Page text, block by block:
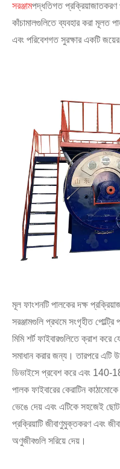
সরঞ্জামপদ্ধতিগত প্রক্রিয়াজাতকরণ
কাঁচামালগুলিতে ব্যবহার করা মূলত
এবং পরিবেশগত সুরক্ষার একটি
মূল ফাংশনটি পালকের দক্ষ
সরঞ্জামগুলি প্রথমে সংগৃহীত
মিমি শর্ট ফাইবারগুলিতে ক্রাশ করে
সমাধান করার জন্য। তারপরে এটি
ডিভাইসে প্রবেশ করে এবং
পালক ফাইবারের কেরাটিন
ভেঙে দেয় এবং এটিকে সহজেই
প্রক্রিয়াটি জীবাণুমুক্তকরণ এবং
অণুজীবগুলি সরিয়ে দেয়।